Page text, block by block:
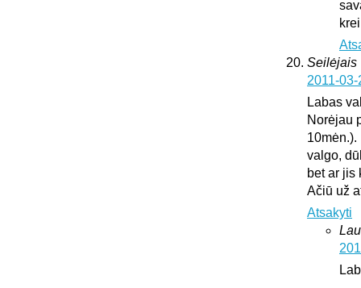
Seilėjais
2011-
Labas
Norėjau
valgo,
bet ar jis
Ačiū už
Atsakyti